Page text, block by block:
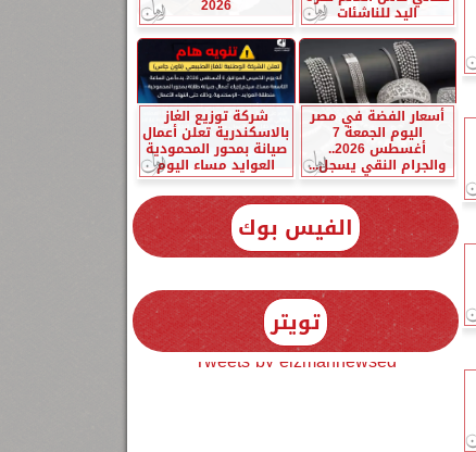
اليد للناشئات
أسعار الفضة في مصر
اليوم الجمعة 7
أغسطس 2026..
والجرام النقي يسجل...
شركة توزيع الغاز
بالاسكندرية تعلن أعمال
صيانة بمحور المحمودية
العوايد مساء اليوم
الفيس بوك
تويتر
Tweets by elzmannewseg